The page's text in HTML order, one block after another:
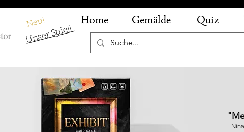
Home Gemälde Quiz
Unser Spiel!
Neu!